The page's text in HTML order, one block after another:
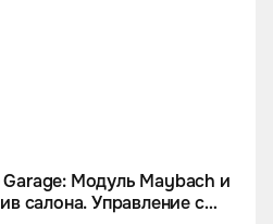
Garage: Модуль Maybach и
салона. Управление с